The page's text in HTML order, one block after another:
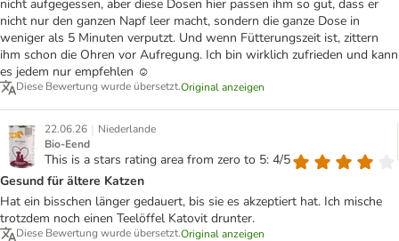
nicht aufgegessen, aber diese Dosen hier passen ihm so gut, dass er
nicht nur den ganzen Napf leer macht, sondern die ganze Dose in
weniger als 5 Minuten verputzt. Und wenn Fütterungszeit ist, zittern
ihm schon die Ohren vor Aufregung. Ich bin wirklich zufrieden und kann
es jedem nur empfehlen ☺️
Diese Bewertung wurde übersetzt.Original anzeigen
22.06.26 | Niederlande
Bio-Eend
This is a stars rating area from zero to 5: 4/5
Gesund für ältere Katzen
Hat ein bisschen länger gedauert, bis sie es akzeptiert hat. Ich mische
trotzdem noch einen Teelöffel Katovit drunter.
Diese Bewertung wurde übersetzt.Original anzeigen